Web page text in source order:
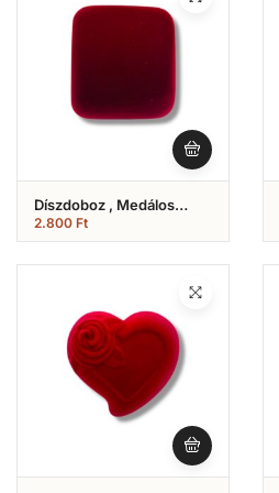
Díszdoboz , Medálos
(Nr.5)
2.800 Ft